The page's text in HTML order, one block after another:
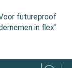
futureproof
in flex"